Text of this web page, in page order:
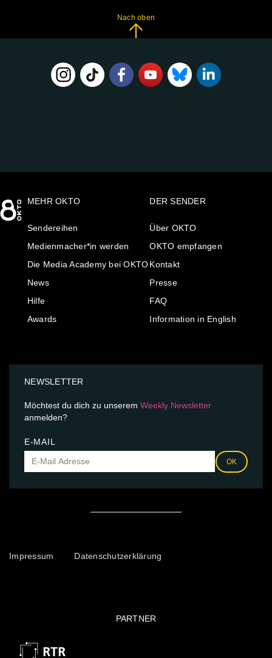
Nach oben
MEHR OKTO
Sendereihen
Medienmacher*in werden
Die Media Academy bei OKTO
News
Hilfe
Awards
DER SENDER
Über OKTO
OKTO empfangen
Kontakt
Presse
FAQ
Information in English
NEWSLETTER
Möchtest du dich zu unserem Weekly Newsletter
anmelden?
E-MAIL
OK
Impressum Datenschutzerklärung
PARTNER